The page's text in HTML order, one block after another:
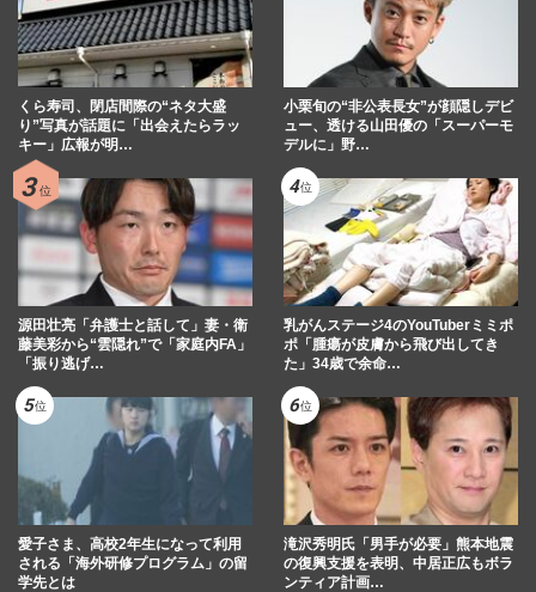
くら寿司、閉店間際の“ネタ大盛
り”写真が話題に「出会えたらラッ
キー」広報が明…
小栗旬の“非公表長女”が顔隠しデビ
ュー、透ける山田優の「スーパーモ
デルに」野…
源田壮亮「弁護士と話して」妻・衛
藤美彩から“雲隠れ”で「家庭内FA」
「振り逃げ…
乳がんステージ4のYouTuberミミポ
ポ「腫瘍が皮膚から飛び出してき
た」34歳で余命…
愛子さま、高校2年生になって利用
される「海外研修プログラム」の留
学先とは
滝沢秀明氏「男手が必要」熊本地震
の復興支援を表明、中居正広もボラ
ンティア計画…